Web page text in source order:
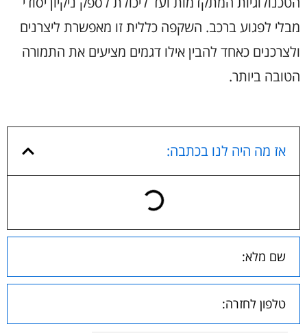
מבלי לפגוע ברכב. השקפה כללית זו מאפשרת ליצרנים
ולצרכנים כאחד להבין אילו דגמים מציעים את התמורה
הטובה ביותר.
אז מה היה לנו בכתבה: